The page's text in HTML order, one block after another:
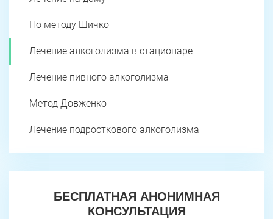
По методу Шичко
Лечение алкоголизма в стационаре
Лечение пивного алкоголизма
Метод Довженко
Лечение подросткового алкоголизма
БЕСПЛАТНАЯ АНОНИМНАЯ
КОНСУЛЬТАЦИЯ